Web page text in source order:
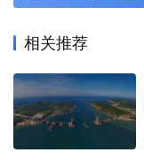
相关推荐